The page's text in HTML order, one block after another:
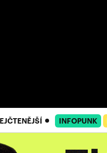
INFOPUNK